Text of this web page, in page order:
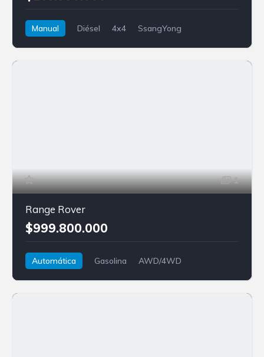
Manual Diésel 4x4
SsangYong
1
Range Rover
$999.800.000
Automática Gasolina
AWD/4WD